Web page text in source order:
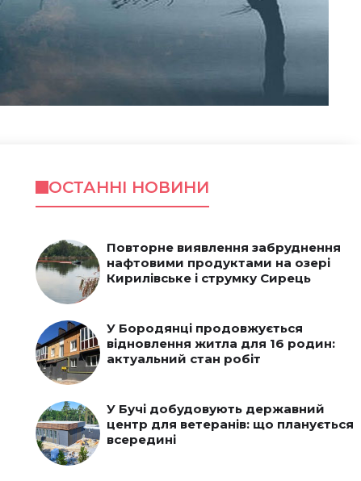
ОСТАННІ НОВИНИ
Повторне виявлення забруднення
нафтовими продуктами на озері
Кирилівське і струмку Сирець
У Бородянці продовжується
відновлення житла для 16 родин:
актуальний стан робіт
У Бучі добудовують державний
центр для ветеранів: що планується
всередині